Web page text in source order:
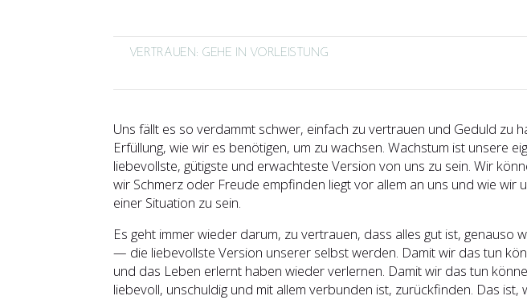
VERTRAUEN: GEHE IN VORLEISTUNG
Uns fällt es so verdammt schwer, einfach zu vertrauen und Geduld zu
Erfüllung, wie wir es benötigen, um zu wachsen. Wachstum ist unsere
liebevollste, gütigste und erwachteste Version von uns zu sein. Wir
wir Schmerz oder Freude empfinden liegt vor allem an uns und wie
einer Situation zu sein.
Es geht immer wieder darum, zu vertrauen, dass alles gut ist,
— die liebevollste Version unserer selbst werden. Damit wir das tun
und das Leben erlernt haben wieder verlernen. Damit wir das tun
liebevoll, unschuldig und mit allem verbunden ist, zurückfinden. Das ist,